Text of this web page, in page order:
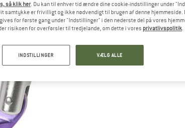
så klik her. Du kan til enhver tid ændre dine cookie-indstillinger under
samtykke er frivilligt og ikke nødvendigt til brugen af denne hjemmeside.
for første gang under "Indstillinger" i den nederste del på vores
risikoen for overførsler til tredjelande, om dette i vores privatlivspolitik.
INDSTILLINGER VÆLG ALLE